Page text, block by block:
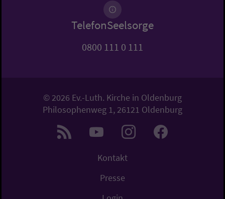
TelefonSeelsorge
0800 111 0 111
© 2026 Ev.-Luth. Kirche in Oldenburg
Philosophenweg 1, 26121 Oldenburg
Kontakt
Presse